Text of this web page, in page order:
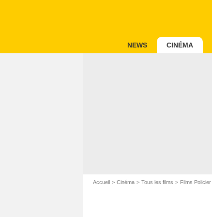
NEWS CINÉMA
Accueil Cinéma Tous les films Films Policier